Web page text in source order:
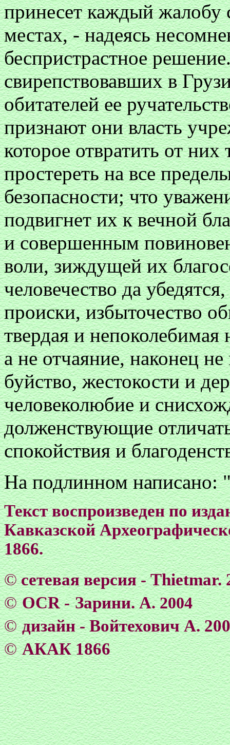
принесет каждый жалобу
местах, - надеясь
беспристрастное
свирепствовавших в
обитателей ее
признают они власть
которое отвратить от
простереть на все
безопасности; что
подвигнет их к вечной
и совершенным
воли, зиждущей их
человечество да
происки, избыточество
твердая и
а не отчаяние, наконец
буйство, жестокости и
человеколюбие и
долженствующие
спокойствия и
На подлинном написано:
Текст воспроизведен по
Кавказской
1866.
©сетевая версия - Тhietmar.
© OCR - Зарини. А. 2004
© дизайн - Войтехович А.
© АКАК 1866